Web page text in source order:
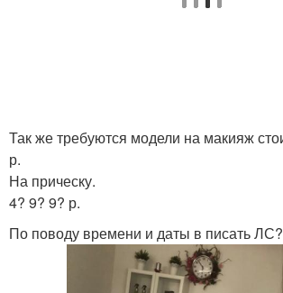
Так же требуются модели на макияж
р.
На прическу.
4? 9? 9? р.
По поводу времени и даты в писать ЛС?